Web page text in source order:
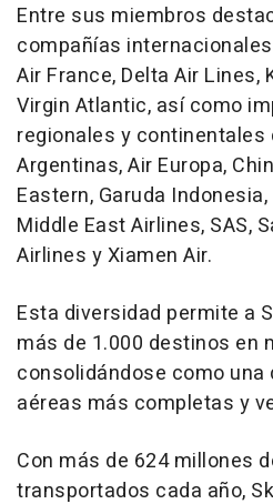
Entre sus miembros
compañías
Air France, Delta Air Lines,
Virgin Atlantic, así como
regionales y continentales
Argentinas, Air Europa,
Eastern, Garuda
Middle East Airlines, SAS,
Airlines y Xiamen Air.
Esta diversidad permite a
más de 1.000 destinos en
consolidándose como una
aéreas más completas y
Con más de 624 millones
transportados cada año,